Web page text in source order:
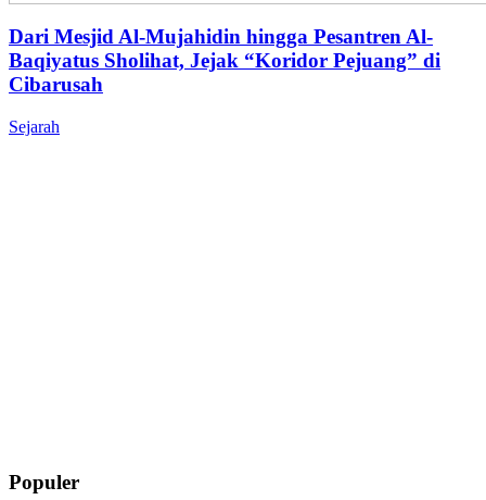
Dari Mesjid Al-Mujahidin hingga Pesantren Al-
Baqiyatus Sholihat, Jejak “Koridor Pejuang” di
Cibarusah
Sejarah
Populer